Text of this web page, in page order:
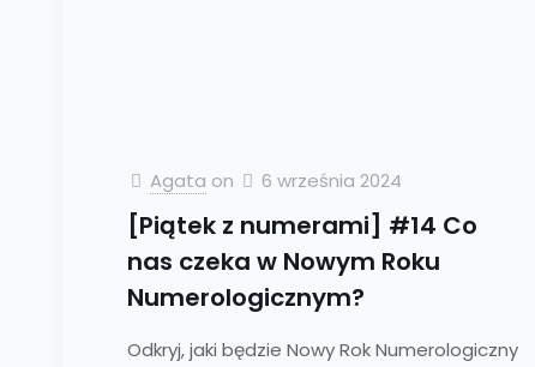
Agata on 6 września 2024
[Piątek z numerami] #14 Co
nas czeka w Nowym Roku
Numerologicznym?
Odkryj, jaki będzie Nowy Rok Numerologiczny